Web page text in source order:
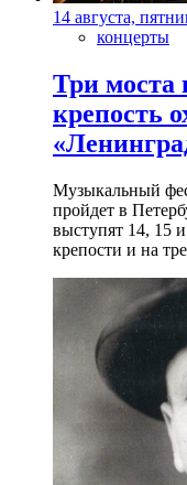
14 августа,
концерты
Три моста
крепость
Музыкальный
пройдет в
выступят 14, 15
крепости и на